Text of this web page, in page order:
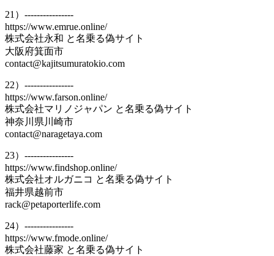
21）----------------
https://www.emrue.online/
株式会社永和 と名乗る偽サイト
大阪府箕面市
contact@kajitsumuratokio.com
22）----------------
https://www.farson.online/
株式会社マリノジャパン と名乗る偽サイト
神奈川県川崎市
contact@naragetaya.com
23）----------------
https://www.findshop.online/
株式会社オルガニコ と名乗る偽サイト
福井県越前市
rack@petaporterlife.com
24）----------------
https://www.fmode.online/
株式会社藤家 と名乗る偽サイト